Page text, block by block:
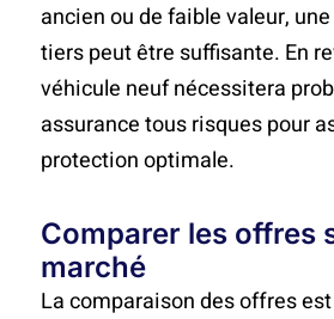
ancien ou de faible valeur,
tiers peut être suffisante. En
véhicule neuf nécessitera
assurance tous risques pour
protection optimale.
Comparer les offres
marché
La comparaison des offres